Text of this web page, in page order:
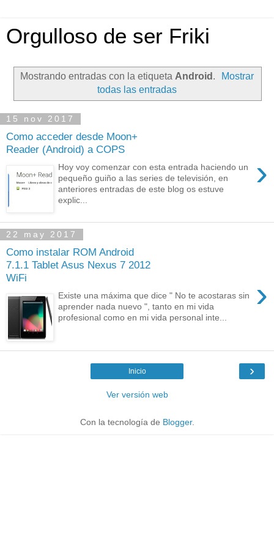
Orgulloso de ser Friki
Mostrando entradas con la etiqueta Android .
Mostrar
todas las entradas
15 nov 2017
Como acceder desde Moon+
Reader (Android) a COPS
›
Hoy voy comenzar con esta entrada haciendo un
pequeño guiño a las series de televisión, en
anteriores entradas de este blog os estuve
explic...
22 may 2017
Como instalar ROM Android
7.1.1 Tablet Asus Nexus 7 2012
WiFi
›
Existe una máxima que dice " No te acostaras sin
aprender nada nuevo ", tanto en mi vida
profesional como en mi vida personal inte...
›
Inicio
Ver versión web
Con la tecnología de Blogger.